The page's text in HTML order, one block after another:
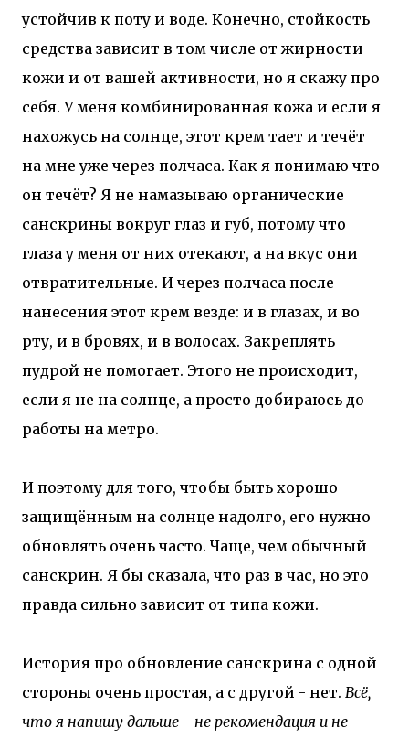
устойчив к поту и воде. Конечно, стойкость
средства зависит в том числе от жирности
кожи и от вашей активности, но я скажу про
себя. У меня комбинированная кожа и если я
нахожусь на солнце, этот крем тает и течёт
на мне уже через полчаса. Как я понимаю что
он течёт? Я не намазываю органические
санскрины вокруг глаз и губ, потому что
глаза у меня от них отекают, а на вкус они
отвратительные. И через полчаса после
нанесения этот крем везде: и в глазах, и во
рту, и в бровях, и в волосах. Закреплять
пудрой не помогает. Этого не происходит,
если я не на солнце, а просто добираюсь до
работы на метро.
И поэтому для того, чтобы быть хорошо
защищённым на солнце надолго, его нужно
обновлять очень часто. Чаще, чем обычный
санскрин. Я бы сказала, что раз в час, но это
правда сильно зависит от типа кожи.
История про обновление санскрина с одной
стороны очень простая, а с другой - нет. Всё,
что я напишу дальше - не рекомендация и не